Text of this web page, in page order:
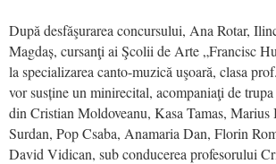
După desfăşurarea concursului, Ana Rotar,
Magdaș, cursanţi ai Şcolii de Arte „Francisc
la specializarea canto-muzică uşoară, clasa
vor susține un minirecital, acompaniaţi de
din Cristian Moldoveanu, Kasa Tamas, Marius
Surdan, Pop Csaba, Anamaria Dan, Florin
David Vidican, sub conducerea profesorului